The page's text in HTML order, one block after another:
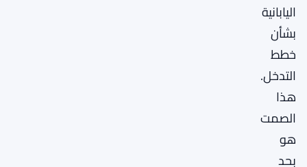
اليابانية
بشأن
خطط
التدخل.
هذا
الصمت
هو
بحد